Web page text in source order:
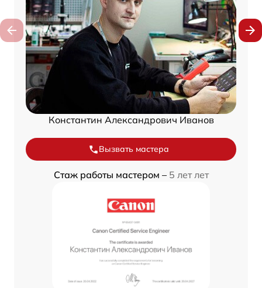
Константин Александрович Иванов
Вызвать мастера
Стаж работы мастером – 5 лет лет